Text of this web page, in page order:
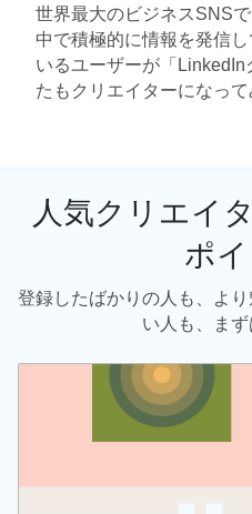
世界最大のビジネスSNS
中で積極的に情報を発信
いるユーザーが「
たもクリエイターになって
人気クリエイ
ポ
登録したばかりの人も、よ
い人も、まず